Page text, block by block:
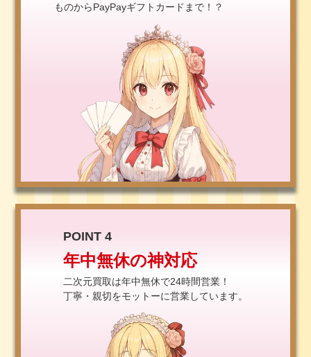
ものからPayPayギフトカードまで！？
POINT 4
年中無休の神対応
二次元買取は年中無休で24時間営業！
丁寧・親切をモットーに営業しています。